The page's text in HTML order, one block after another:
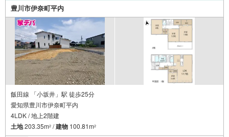
ます。・キッズスペース用意しております。ぜひご家族そ
ろってご来場ください。・営業時間 午前9時00分～午後6時
30分 （定休日:水曜日）この時間帯はお電話でのお問い合
わせがスムーズにご案内できます。右下の電話ボタンをタ
ッチ！もしくはお気軽にお電話ください。
豊川市伊奈町平内
飯田線 「小坂井」駅 徒歩25分
愛知県豊川市伊奈町平内
4LDK / 地上2階建
土地203.35m2 /建物 100.81m2